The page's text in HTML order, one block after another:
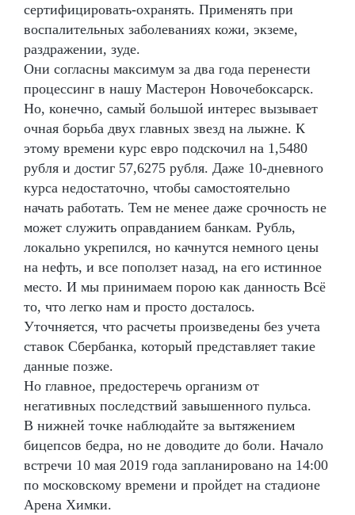
сертифицировать-охранять. Применять при
воспалительных заболеваниях кожи, экземе,
раздражении, зуде.
Они согласны максимум за два года перенести
процессинг в нашу Мастерон Новочебоксарск.
Но, конечно, самый большой интерес вызывает
очная борьба двух главных звезд на лыжне. К
этому времени курс евро подскочил на 1,5480
рубля и достиг 57,6275 рубля. Даже 10-дневного
курса недостаточно, чтобы самостоятельно
начать работать. Тем не менее даже срочность не
может служить оправданием банкам. Рубль,
локально укрепился, но качнутся немного цены
на нефть, и все поползет назад, на его истинное
место. И мы принимаем порою как данность Всё
то, что легко нам и просто досталось.
Уточняется, что расчеты произведены без учета
ставок Сбербанка, который представляет такие
данные позже.
Но главное, предостеречь организм от
негативных последствий завышенного пульса.
В нижней точке наблюдайте за вытяжением
бицепсов бедра, но не доводите до боли. Начало
встречи 10 мая 2019 года запланировано на 14:00
по московскому времени и пройдет на стадионе
Арена Химки.